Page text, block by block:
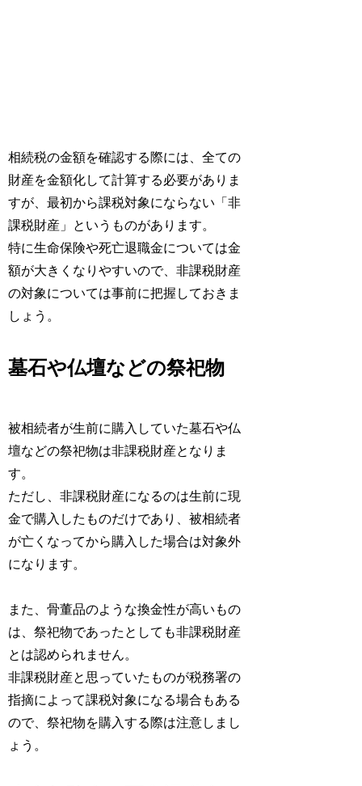
相続税の金額を確認する際には、全ての
財産を金額化して計算する必要がありま
すが、最初から課税対象にならない「非
課税財産」というものがあります。
特に生命保険や死亡退職金については金
額が大きくなりやすいので、非課税財産
の対象については事前に把握しておきま
しょう。
墓石や仏壇などの祭祀物
被相続者が生前に購入していた墓石や仏
壇などの祭祀物は非課税財産となりま
す。
ただし、非課税財産になるのは生前に現
金で購入したものだけであり、被相続者
が亡くなってから購入した場合は対象外
になります。
また、骨董品のような換金性が高いもの
は、祭祀物であったとしても非課税財産
とは認められません。
非課税財産と思っていたものが税務署の
指摘によって課税対象になる場合もある
ので、祭祀物を購入する際は注意しまし
ょう。